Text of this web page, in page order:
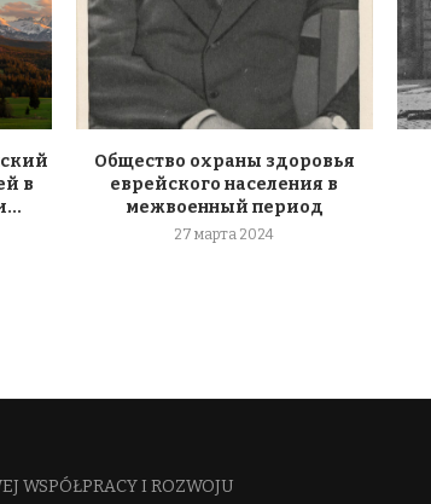
в
Общество охраны здоровья
еврейского населения в
межвоенный период
27 марта 2024
WSPÓŁPRACY I ROZWOJU​